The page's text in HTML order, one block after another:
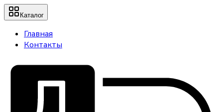
Каталог
Главная
Контакты